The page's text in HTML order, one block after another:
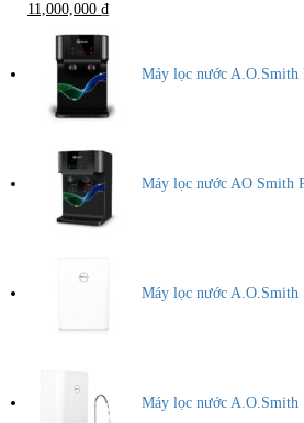
Giá
11,200,000 ₫.
11,000,000 ₫Giá
Máy lọc nước A.O.Smith
Máy lọc nước AO Smith
Máy lọc nước A.O.Smith
Máy lọc nước A.O.Smith